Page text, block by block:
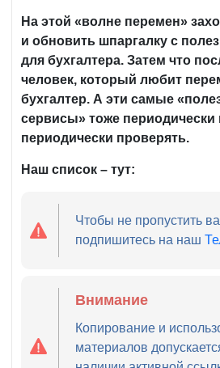
На этой «волне перемен»
и обновить шпаргалку с
для бухгалтера. Затем что
человек, который любит
бухгалтер. А эти самые
сервисы» тоже
периодически проверять.
Наш список – тут:
Чтобы не пропустить
подпишитесь на наш
Внимание
Копирование и
материалов